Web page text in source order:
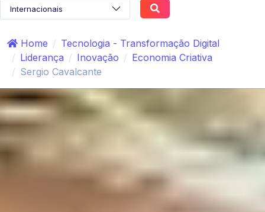
Home
Tecnologia - Transformação Digital
Liderança
Inovação
Economia Criativa
Sergio Cavalcante